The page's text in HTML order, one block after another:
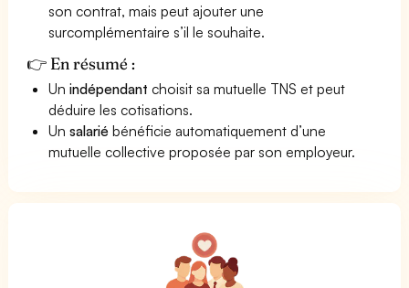
son contrat, mais peut ajouter une
surcomplémentaire s’il le souhaite.
👉 En résumé :
Unindépendant choisit sa mutuelle TNS et peut
déduire les cotisations.
Unsalarié bénéficie automatiquement d’une
mutuelle collective proposée par son employeur.